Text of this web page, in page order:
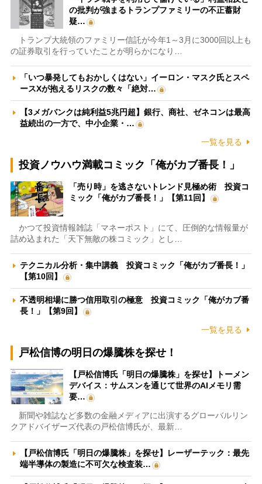
の批判が強まるトランプファミリーの不正蓄財
疑…
トランプ大統領のファミリー信託が今年1～3月に3000回以上も
の証券取引を行っていたことが明らかになり…
「いつ暴発してもおかしくはない」イーロン・マスク氏とスペ
ースXが抱えるリスクの数々「絶対…
【3メガバンクは純利益5兆円超】銀行、商社、ゼネコンは最高
益続出の一方で、中小企業・…
一覧を見る
投資ノウハウ満載コミック「俺がカブ番長！」
「売り時」を逃さないトレンド見極め術 投資コ
ミック「俺がカブ番長！」【第11回】
かつて投資情報雑誌「マネーポスト」にて、圧倒的な情報量が
詰め込まれた「天下無敵の株コミック」とし…
テクニカル分析・集中講義 投資コミック「俺がカブ番長！」
【第10回】
不透明相場に勝つ信用取引の極意 投資コミック「俺がカブ番
長！」【第9回】
一覧を見る
戸松信博の明日の爆騰株を探せ！
【戸松信博氏「明日の爆騰株」を探せ】トーメン
デバイス：サムスンを通じて世界のAIメモリ需
要…
新聞や雑誌など多数の金融メディアに出演するグローバルリン
クアドバイザーズ代表の戸松信博氏が、最新…
【戸松信博氏「明日の爆騰株」を探せ】レーザーテック：最先
端半導体の製造に不可欠な検査装…